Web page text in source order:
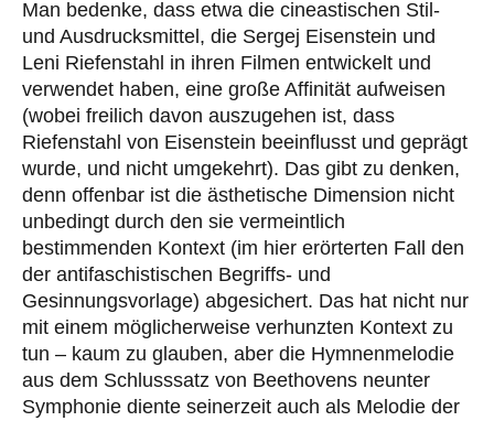
Man bedenke, dass etwa die cineastischen Stil-
und Ausdrucksmittel, die Sergej Eisenstein und
Leni Riefenstahl in ihren Filmen entwickelt und
verwendet haben, eine große Affinität aufweisen
(wobei freilich davon auszugehen ist, dass
Riefenstahl von Eisenstein beeinflusst und geprägt
wurde, und nicht umgekehrt). Das gibt zu denken,
denn offenbar ist die ästhetische Dimension nicht
unbedingt durch den sie vermeintlich
bestimmenden Kontext (im hier erörterten Fall den
der antifaschistischen Begriffs- und
Gesinnungsvorlage) abgesichert. Das hat nicht nur
mit einem möglicherweise verhunzten Kontext zu
tun – kaum zu glauben, aber die Hymnenmelodie
aus dem Schlusssatz von Beethovens neunter
Symphonie diente seinerzeit auch als Melodie der